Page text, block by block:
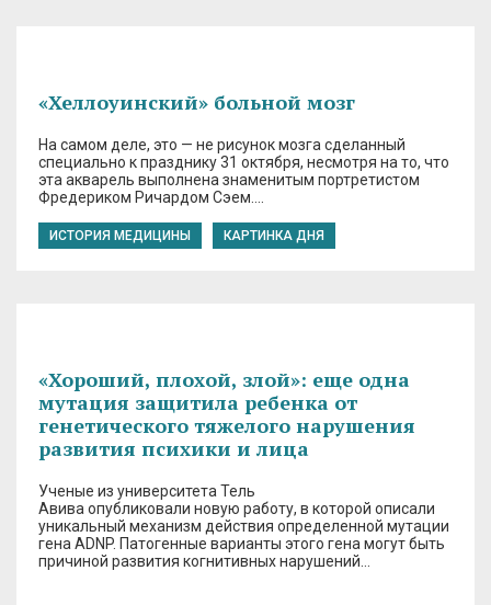
«Хеллоуинский» больной мозг
На самом деле, это — не рисунок мозга сделанный
специально к празднику 31 октября, несмотря на то, что
эта акварель выполнена знаменитым портретистом
Фредериком Ричардом Сэем….
ИСТОРИЯ МЕДИЦИНЫ КАРТИНКА ДНЯ
«Хороший, плохой, злой»: еще одна
мутация защитила ребенка от
генетического тяжелого нарушения
развития психики и лица
Ученые из университета Тель
Авива опубликовали новую работу, в которой описали
уникальный механизм действия определенной мутации
гена ADNP. Патогенные варианты этого гена могут быть
причиной развития когнитивных нарушений…